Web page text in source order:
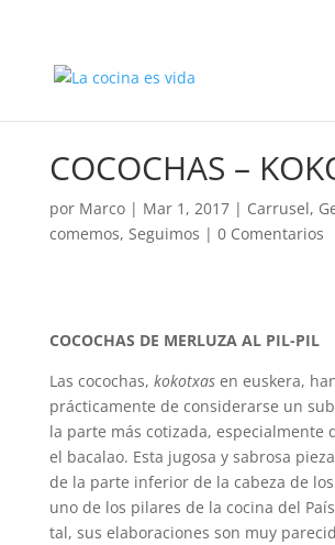
COCOCHAS –
por Marco| Mar 1, 2017| Carrusel,
comemos, Seguimos | 0 Comentarios
COCOCHAS DE MERLUZA AL PIL-PIL
Las cocochas, kokotxasen euskera,
prácticamente de considerarse un
la parte más cotizada, especialmente
el bacalao. Esta jugosa y sabrosa
de la parte inferior de la cabeza de
uno de los pilares de la cocina del
tal, sus elaboraciones son muy